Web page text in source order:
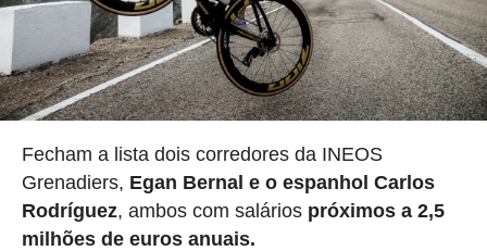
Fecham a lista dois corredores da INEOS
Grenadiers, Egan Bernal e o espanhol Carlos
Rodríguez, ambos com salários próximos a 2,5
milhões de euros anuais.